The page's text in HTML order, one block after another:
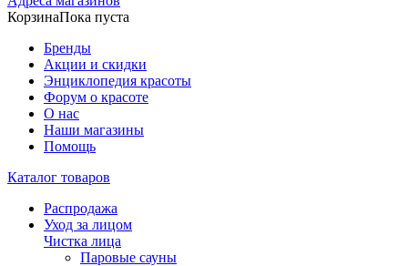
КорзинаПока пуста
Бренды
Акции и скидки
Энциклопедия красоты
Форум о красоте
О нас
Наши магазины
Помощь
Каталог товаров
Распродажа
Уход за лицом
Чистка лица
Паровые сауны